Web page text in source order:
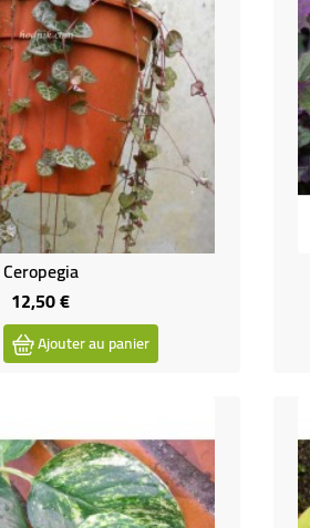
Ceropegia
12,50 €Prix
Ajouter au panier